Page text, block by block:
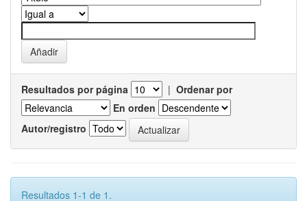
Resultados por página | Ordenar por
En orden
Autor/registro
Resultados 1-1 de 1.